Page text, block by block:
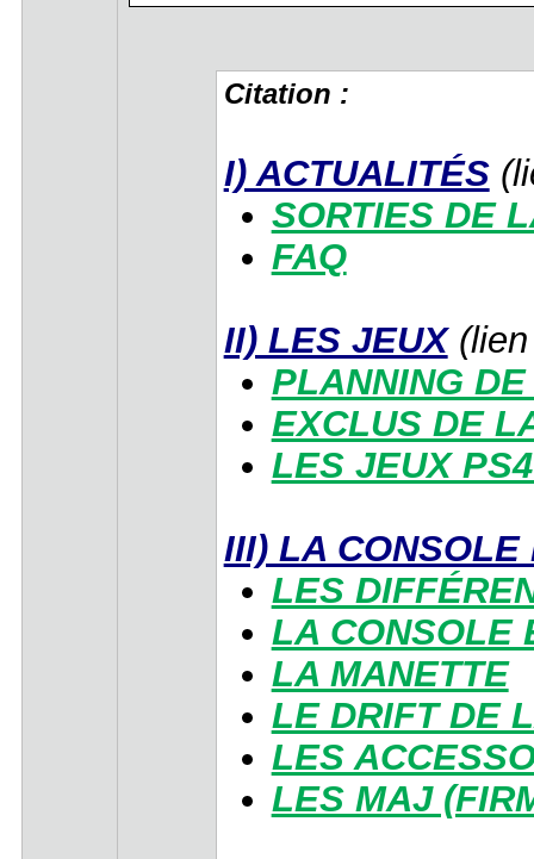
Citation :
I) ACTUALITÉS
SORTIES DE
FAQ
II) LES JEUX(lien
PLANNING
EXCLUS DE
LES JEUX
III) LA CONSOLE
LES
LA CONSOLE
LA MANETTE
LE DRIFT DE
LES
LES MAJ